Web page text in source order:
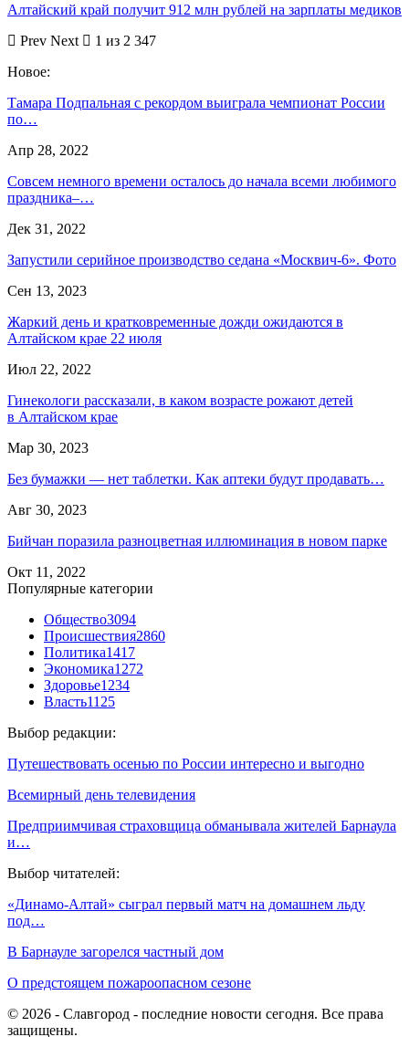
Алтайский край получит 912 млн рублей на зарплаты медиков
Prev Next
1 из 2 347
Новое:
Тамара Подпальная с рекордом выиграла чемпионат России
по…
Апр 28, 2022
Совсем немного времени осталось до начала всеми любимого
праздника–…
Дек 31, 2022
Запустили серийное производство седана «Москвич-6». Фото
Сен 13, 2023
Жаркий день и кратковременные дожди ожидаются в
Алтайском крае 22 июля
Июл 22, 2022
Гинекологи рассказали, в каком возрасте рожают детей
в Алтайском крае
Мар 30, 2023
Без бумажки — нет таблетки. Как аптеки будут продавать…
Авг 30, 2023
Бийчан поразила разноцветная иллюминация в новом парке
Окт 11, 2022
Популярные категории
Общество3094
Происшествия2860
Политика1417
Экономика1272
Здоровье1234
Власть1125
Выбор редакции:
Путешествовать осенью по России интересно и выгодно
Всемирный день телевидения
Предприимчивая страховщица обманывала жителей Барнаула
и…
Выбор читателей:
«Динамо-Алтай» сыграл первый матч на домашнем льду
под…
В Барнауле загорелся частный дом
О предстоящем пожароопасном сезоне
© 2026 - Славгород - последние новости сегодня. Все права
защищены.